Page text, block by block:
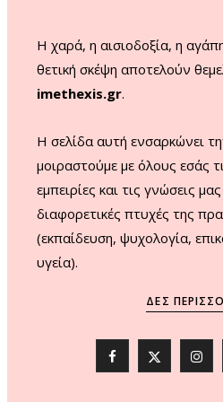
Η χαρά, η αισιοδοξία, η
θετική σκέψη αποτελούν
imethexis.gr.
H σελίδα αυτή ενσαρκώνει
μοιραστούμε με όλους εσάς
εμπειρίες και τις γνώσεις
διαφορετικές πτυχές της
(εκπαίδευση, ψυχολογία,
υγεία).
ΔΕΣ
F
X
I